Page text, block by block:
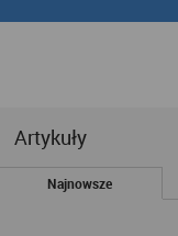
Artykuły
Najnowsze